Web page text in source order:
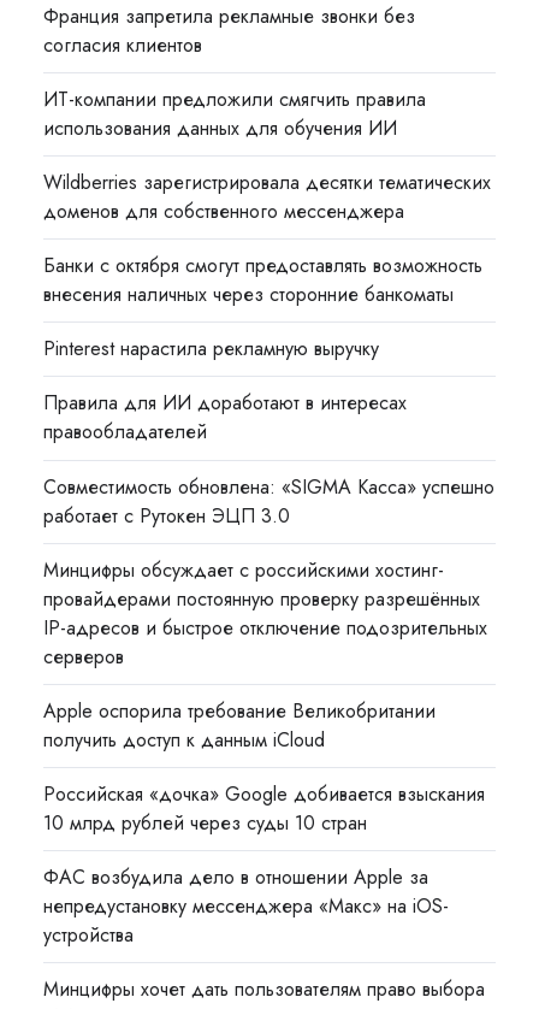
Франция запретила рекламные звонки без
согласия клиентов
ИТ-компании предложили смягчить правила
использования данных для обучения ИИ
Wildberries зарегистрировала десятки тематических
доменов для собственного мессенджера
Банки с октября смогут предоставлять возможность
внесения наличных через сторонние банкоматы
Pinterest нарастила рекламную выручку
Правила для ИИ доработают в интересах
правообладателей
Совместимость обновлена: «SIGMA Касса» успешно
работает с Рутокен ЭЦП 3.0
Минцифры обсуждает с российскими хостинг-
провайдерами постоянную проверку разрешённых
IP-адресов и быстрое отключение подозрительных
серверов
Apple оспорила требование Великобритании
получить доступ к данным iCloud
Российская «дочка» Google добивается взыскания
10 млрд рублей через суды 10 стран
ФАС возбудила дело в отношении Apple за
непредустановку мессенджера «Макс» на iOS-
устройства
Минцифры хочет дать пользователям право выбора